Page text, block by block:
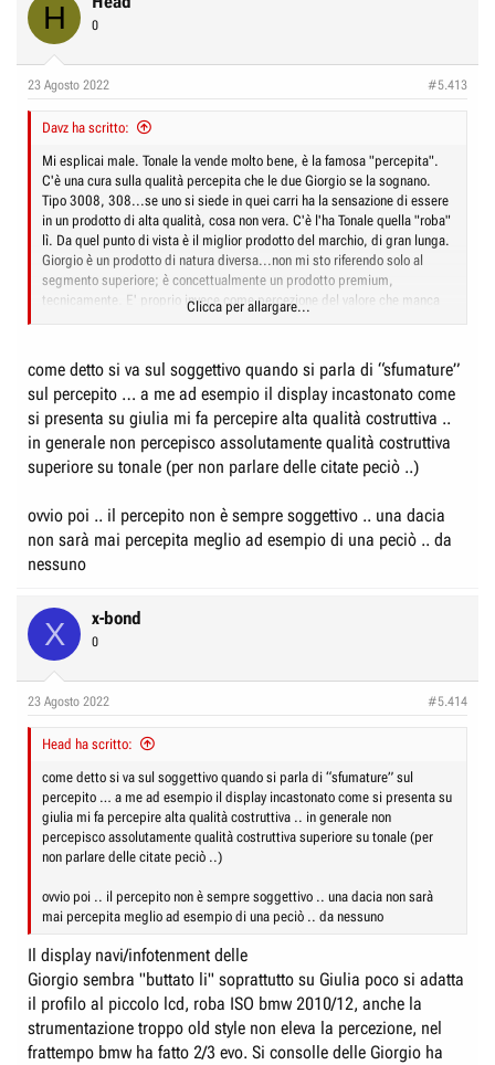
H 0
23 Agosto 2022 #5.413
Davz ha scritto:
Mi esplicai male. Tonale la vende molto bene, è la famosa "percepita".
C'è una cura sulla qualità percepita che le due Giorgio se la sognano.
Tipo 3008, 308...se uno si siede in quei carri ha la sensazione di essere
in un prodotto di alta qualità, cosa non vera. C'è l'ha Tonale quella "roba"
lì. Da quel punto di vista è il miglior prodotto del marchio, di gran lunga.
Giorgio è un prodotto di natura diversa...non mi sto riferendo solo al
segmento superiore; è concettualmente un prodotto premium,
tecnicamente. E' proprio invece come percezione del valore che manca
Clicca per allargare...
come detto si va sul soggettivo quando si parla di “sfumature”
sul percepito … a me ad esempio il display incastonato come
si presenta su giulia mi fa percepire alta qualità costruttiva ..
in generale non percepisco assolutamente qualità costruttiva
superiore su tonale (per non parlare delle citate peciò ..)
ovvio poi .. il percepito non è sempre soggettivo .. una dacia
non sarà mai percepita meglio ad esempio di una peciò .. da
nessuno
X x-bond
0
23 Agosto 2022 #5.414
Head ha scritto:
come detto si va sul soggettivo quando si parla di “sfumature” sul
percepito … a me ad esempio il display incastonato come si presenta su
giulia mi fa percepire alta qualità costruttiva .. in generale non
percepisco assolutamente qualità costruttiva superiore su tonale (per
non parlare delle citate peciò ..)
ovvio poi .. il percepito non è sempre soggettivo .. una dacia non sarà
mai percepita meglio ad esempio di una peciò .. da nessuno
Il display navi/infotenment delle
Giorgio sembra "buttato li" soprattutto su Giulia poco si adatta
il profilo al piccolo lcd, roba ISO bmw 2010/12, anche la
strumentazione troppo old style non eleva la percezione, nel
frattempo bmw ha fatto 2/3 evo. Si consolle delle Giorgio ha